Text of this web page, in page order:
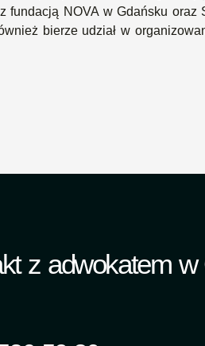
fundacją NOVA w Gdańsku
bierze udział w
z adwokatem w